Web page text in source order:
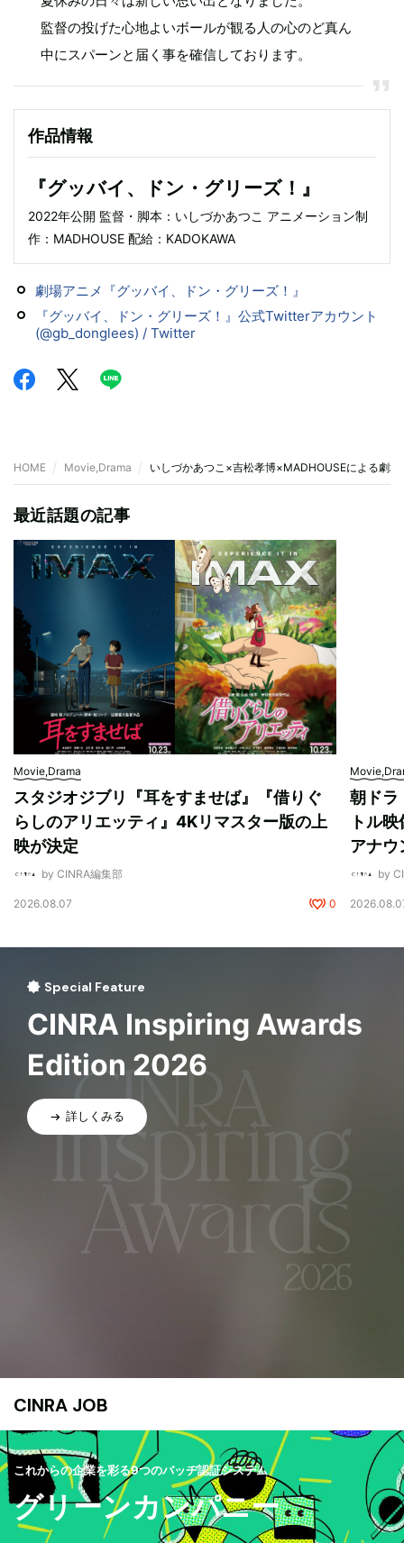
監督の投げた心地よいボールが観る人の心のど真ん
中にスパーンと届く事を確信しております。
作品情報
『グッバイ、ドン・グリーズ！』
2022年公開 監督・脚本：いしづかあつこ アニメーション制
作：MADHOUSE 配給：KADOKAWA
劇場アニメ『グッバイ、ドン・グリーズ！』
『グッバイ、ドン・グリーズ！』公式Twitterアカウント
(@gb_donglees) / Twitter
HOME Movie,Drama いしづかあつこ×吉松孝博×MADHOUSEによる劇場
最近話題の記事
Movie,Drama
スタジオジブリ『耳をすませば』『借りぐ
らしのアリエッティ』4Kリマスター版の上
映が決定
by CINRA編集部
2026.08.07 0
朝ドラ
トル
アナウ
by
Special Feature
CINRA Inspiring Awards
Edition 2026
詳しくみる
CINRA JOB
これからの企業を彩る9つのバッヂ認証システム
グリーンカンパニー